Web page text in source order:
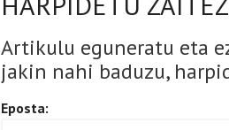
Artikulu eguneratu eta
jakin nahi baduzu,
Eposta: